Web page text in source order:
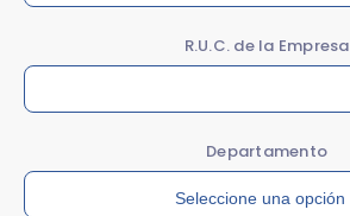
R.U.C. de la Empresa
Departamento
Seleccione una opción